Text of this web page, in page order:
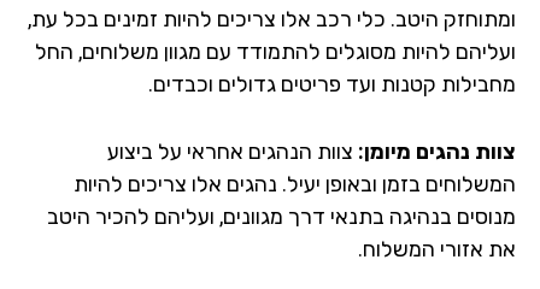
היטב. כלי רכב אלו צריכים להיות זמינים בכל עת,
להיות מסוגלים להתמודד עם מגוון משלוחים, החל
קטנות ועד פריטים גדולים וכבדים.
נהגים מיומן:צוות הנהגים אחראי על ביצוע
בזמן ובאופן יעיל. נהגים אלו צריכים להיות
בנהיגה בתנאי דרך מגוונים, ועליהם להכיר היטב
אזורי המשלוח.